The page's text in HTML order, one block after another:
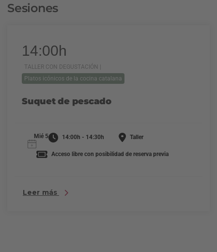
Sesiones
14:00h
TALLER CON DEGUSTACIÓN |
Platos icónicos de la cocina catalana
Suquet de pescado
Mié 5 14:00h - 14:30h Taller
Acceso libre con posibilidad de reserva previa
Leer más